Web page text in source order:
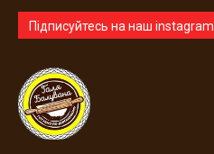
Підписуйтесь на наш instagram